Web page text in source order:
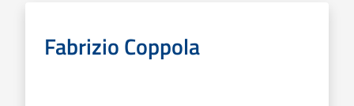
Fabrizio Coppola